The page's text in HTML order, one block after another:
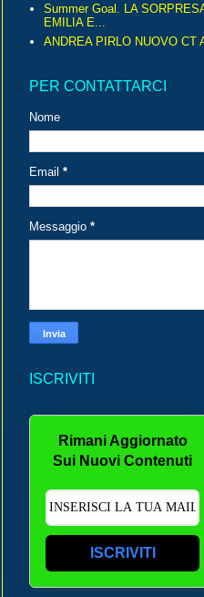
Summer Goal. LA
EMILIA E...
ANDREA PIRLO NUOVO CT
PER CONTATTARCI
Nome
Email *
Messaggio *
ISCRIVITI
Rimani Aggiornato
Sui Nuovi Contenuti
ISCRIVITI